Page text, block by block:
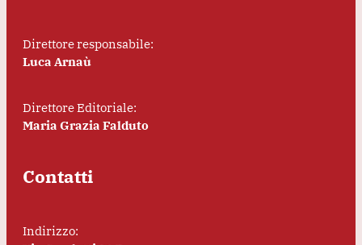
Direttore responsabile:
Luca Arnaù
Direttore Editoriale:
Maria Grazia Falduto
Contatti
Indirizzo: